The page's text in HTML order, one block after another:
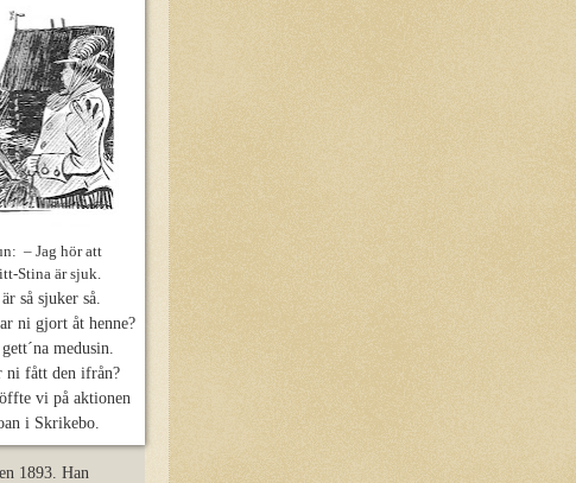
– Jag hör att
Stina är sjuk.
så sjuker så.
ni gjort åt henne?
medusin.
ni fått den ifrån?
vi på aktionen
i Skrikebo.
1893. Han